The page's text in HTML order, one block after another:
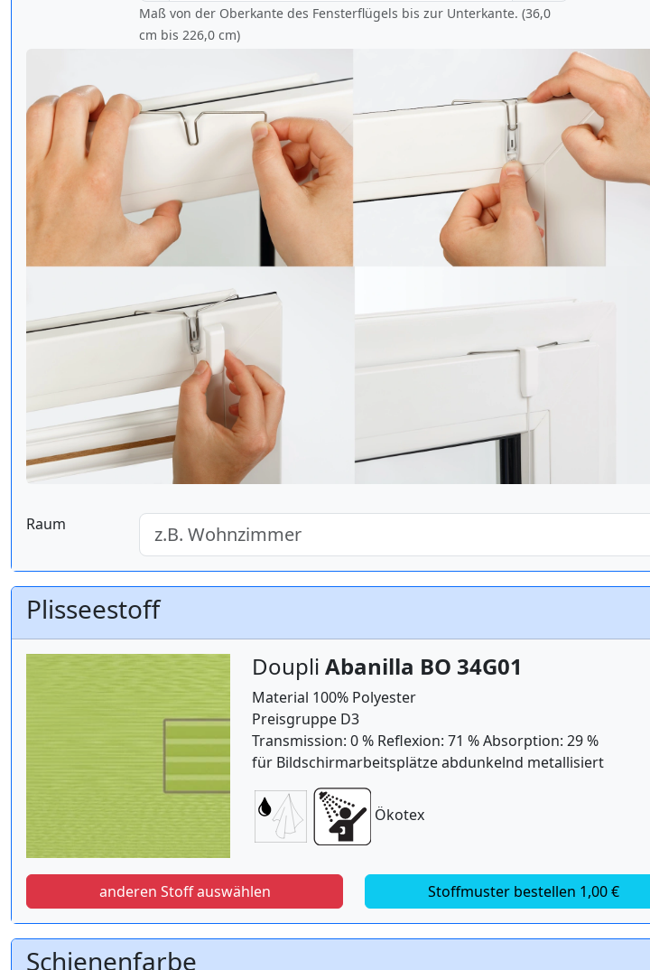
Maß von der Oberkante des Fensterflügels bis zur Unterkante. (36,0
cm bis 226,0 cm)
Raum
Plisseestoff
Doupli Abanilla BO 34G01
Material 100% Polyester
Preisgruppe D3
Transmission: 0 % Reflexion: 71 % Absorption: 29 %
für Bildschirmarbeitsplätze abdunkelnd metallisiert
Ökotex
anderen Stoff auswählen Stoffmuster bestellen 1,00 €
Schienenfarbe